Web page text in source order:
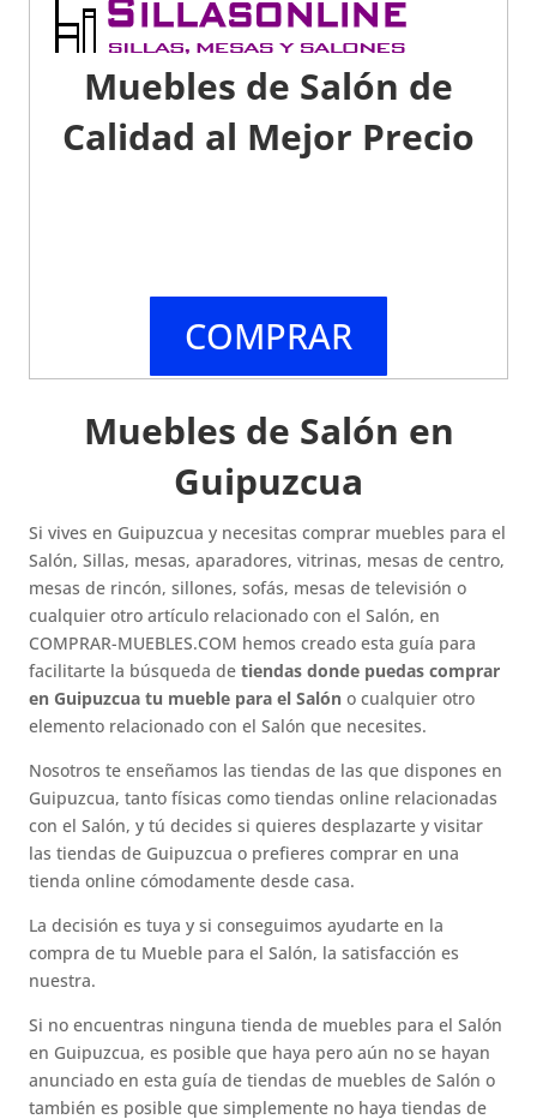
Muebles de Salón de
Calidad al Mejor Precio
COMPRAR
Muebles de Salón en
Guipuzcua
Si vives en Guipuzcua y necesitas comprar muebles para el
Salón, Sillas, mesas, aparadores, vitrinas, mesas de centro,
mesas de rincón, sillones, sofás, mesas de televisión o
cualquier otro artículo relacionado con el Salón, en
COMPRAR-MUEBLES.COM hemos creado esta guía para
facilitarte la búsqueda detiendas donde puedas comprar
en Guipuzcua tu mueble para el Salóno cualquier otro
elemento relacionado con el Salón que necesites.
Nosotros te enseñamos las tiendas de las que dispones en
Guipuzcua, tanto físicas como tiendas online relacionadas
con el Salón, y tú decides si quieres desplazarte y visitar
las tiendas de Guipuzcua o prefieres comprar en una
tienda online cómodamente desde casa.
La decisión es tuya y si conseguimos ayudarte en la
compra de tu Mueble para el Salón, la satisfacción es
nuestra.
Si no encuentras ninguna tienda de muebles para el Salón
en Guipuzcua, es posible que haya pero aún no se hayan
anunciado en esta guía de tiendas de muebles de Salón o
también es posible que simplemente no haya tiendas de